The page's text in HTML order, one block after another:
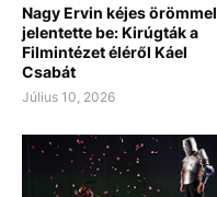
Nagy Ervin kéjes örömmel
jelentette be: Kirúgták a
Filmintézet éléről Káel
Csabát
Július 10, 2026